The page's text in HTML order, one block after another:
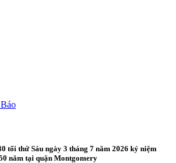
tối thứ Sáu ngày 3 tháng 7 năm 2026 kỷ niệm
năm tại quận Montgomery